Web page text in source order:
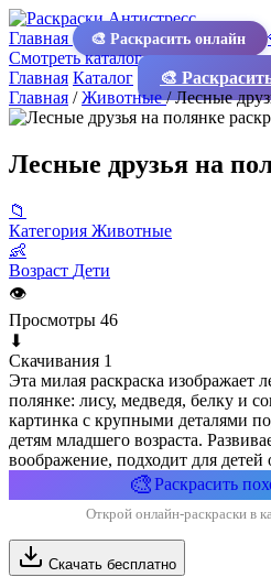
Главная 🎨 Раскрасить онлайн
Смотреть каталог
Главная Каталог 🎨
Главная /Животные/Лесные
Лесные друзья на
📁
Категория Животные
👶
Возраст Дети
👁
Просмотры 46
⬇
Скачивания 1
Эта милая раскраска изображает
полянке: лису, медведя, белку и
картинка с крупными деталями
детям младшего возраста.
воображение, подходит для детей
🎨Раскрасить
Открой онлайн-раскраски в
Скачать бесплатно